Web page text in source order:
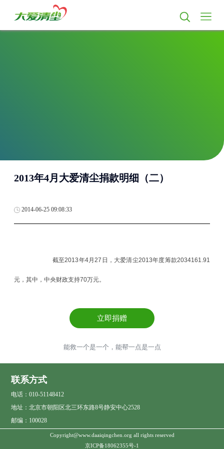
2013年4月大爱清尘捐款明细（二）
2014-06-25 09:08:33
截至2013年4月27日，大爱清尘2013年度筹款2034161.91
元，其中，中央财政支持70万元。
立即捐赠
能救一个是一个，能帮一点是一点
联系方式
电话：010-51148412
地址：北京市朝阳区北三环东路8号静安中心2528
邮编：100028
Copyright@www.daaiqingchen.org all rights reserved
京ICP备18062355号-1